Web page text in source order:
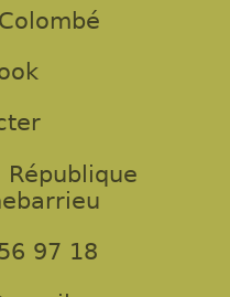
97 18